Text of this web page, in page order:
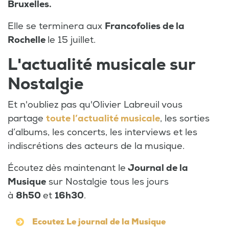
Bruxelles.
Elle se terminera aux Francofolies de la
Rochelle le 15 juillet.
L'actualité musicale sur
Nostalgie
Et n'oubliez pas qu'Olivier Labreuil vous
partage toute l’actualité musicale, les sorties
d’albums, les concerts, les interviews et les
indiscrétions des acteurs de la musique.
Écoutez dès maintenant le Journal de la
Musique sur Nostalgie tous les jours
à 8h50 et 16h30.
Ecoutez Le journal de la Musique